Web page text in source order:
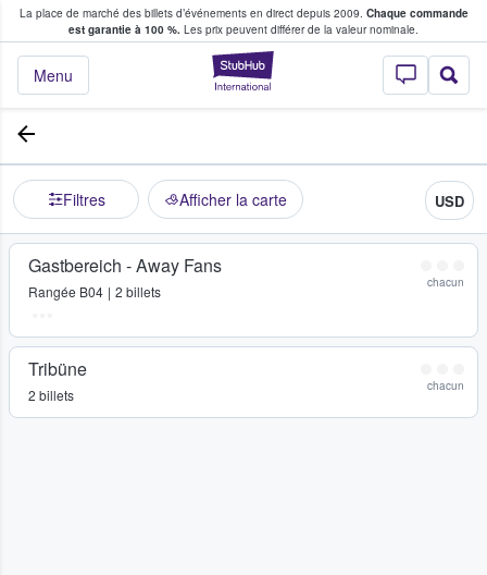
La place de marché des billets d’événements en direct depuis 2009. Chaque commande
est garantie à 100 %. Les prix peuvent différer de la valeur nominale.
StubHub - Où
Menu
fans achètent et vendent des billets
Filtres Afficher la carte USD
Gastbereich - Away Fans
Rangée B04 2 billets chacun
Tribüne
2 billets chacun